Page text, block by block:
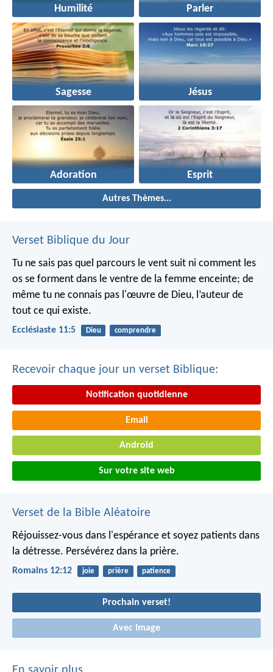
Humilité Parler
Sagesse Jésus
Adoration Esprit
Autres Thèmes...
Verset Biblique du Jour
Tu ne sais pas quel parcours le vent suit ni comment les
os se forment dans le ventre de la femme enceinte; de
même tu ne connais pas l'œuvre de Dieu, l’auteur de
tout ce qui existe.
Ecclésiaste 11:5 Dieu comprendre
Recevoir chaque jour un verset Biblique:
Notification quotidienne
Email
Android
Sur votre site web
Verset de la Bible Aléatoire
Réjouissez-vous dans l'espérance et soyez patients dans
la détresse. Persévérez dans la prière.
Romains 12:12 joie prière patience
Prochain verset!
Avec Image